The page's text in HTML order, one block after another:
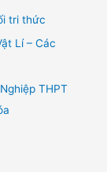
tri thức
Lí – Các
THPT